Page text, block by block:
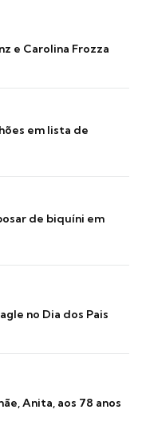
e Carolina Frozza
em lista de
de biquíni em
no Dia dos Pais
Anita, aos 78 anos